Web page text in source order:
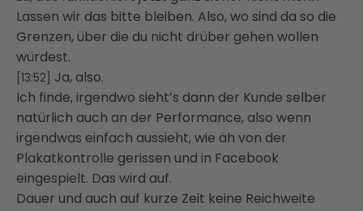
Lassen wir das bitte bleiben. Also, wo sind da so die
Grenzen, über die du nicht drüber gehen wollen
würdest.
[13:52]
Ja, also.
Ich finde, irgendwo sieht’s dann der Kunde selber
natürlich auch an der Performance, also wenn
irgendwas einfach aussieht, wie äh von der
Plakatkontrolle gerissen und in Facebook
eingespielt. Das wird auf.
Dauer und auch auf kurze Zeit keine Reichweite